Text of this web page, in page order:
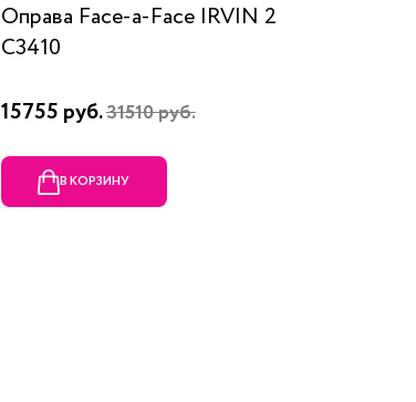
Оправа Face-a-Face IRVIN 2
C3410
15755 руб.31510 руб.
В КОРЗИНУ